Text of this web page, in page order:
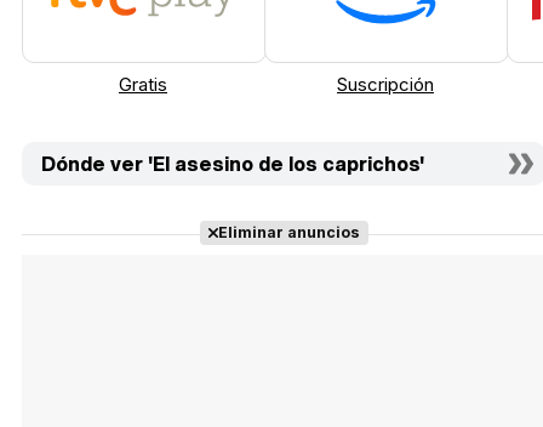
Gratis Suscripción
Dónde ver 'El asesino de los caprichos'
Eliminar anuncios